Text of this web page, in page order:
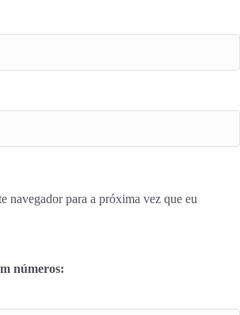
navegador para a próxima vez que eu
números: